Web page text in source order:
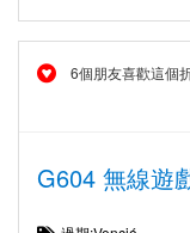
6個朋友喜歡這個
G604 無線遊